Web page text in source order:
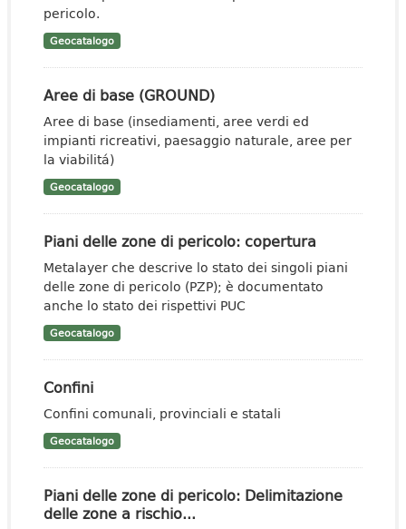
pericolo.
Geocatalogo
Aree di base (GROUND)
Aree di base (insediamenti, aree verdi ed
impianti ricreativi, paesaggio naturale, aree per
la viabilitá)
Geocatalogo
Piani delle zone di pericolo: copertura
Metalayer che descrive lo stato dei singoli piani
delle zone di pericolo (PZP); è documentato
anche lo stato dei rispettivi PUC
Geocatalogo
Confini
Confini comunali, provinciali e statali
Geocatalogo
Piani delle zone di pericolo: Delimitazione
delle zone a rischio...